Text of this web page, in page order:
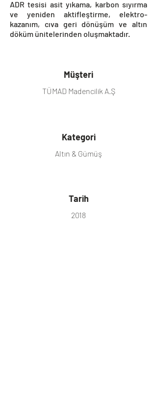
ADR tesisi asit yıkama, karbon sıyırma
ve yeniden aktifleştirme, elektro-
kazanım, cıva geri dönüşüm ve altın
döküm ünitelerinden oluşmaktadır.
Müşteri
TÜMAD Madencilik A.Ş
Kategori
Altın & Gümüş
Tarih
2018